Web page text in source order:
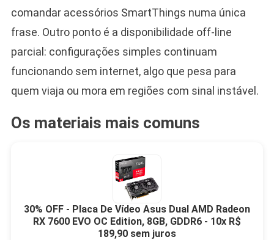
comandar acessórios SmartThings numa única
frase. Outro ponto é a disponibilidade off-line
parcial: configurações simples continuam
funcionando sem internet, algo que pesa para
quem viaja ou mora em regiões com sinal instável.
Os materiais mais comuns
30% OFF - Placa De Vídeo Asus Dual AMD Radeon
RX 7600 EVO OC Edition, 8GB, GDDR6 - 10x R$
189,90 sem juros